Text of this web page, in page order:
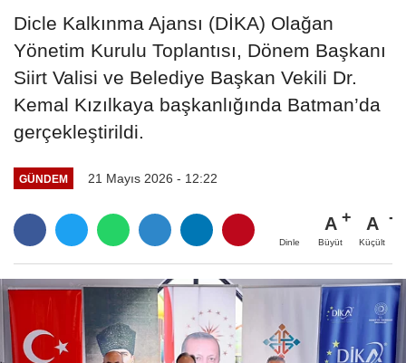
Dicle Kalkınma Ajansı (DİKA) Olağan
Yönetim Kurulu Toplantısı, Dönem Başkanı
Siirt Valisi ve Belediye Başkan Vekili Dr.
Kemal Kızılkaya başkanlığında Batman’da
gerçekleştirildi.
GÜNDEM 21 Mayıs 2026 - 12:22
Dinle
A
Büyüt
A
Küçült